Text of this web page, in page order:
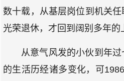
数十载，从基层岗位到机关
光荣退休，才回到阔别多年的
从意气风发的小伙到年
的生活历经诸多变化，可